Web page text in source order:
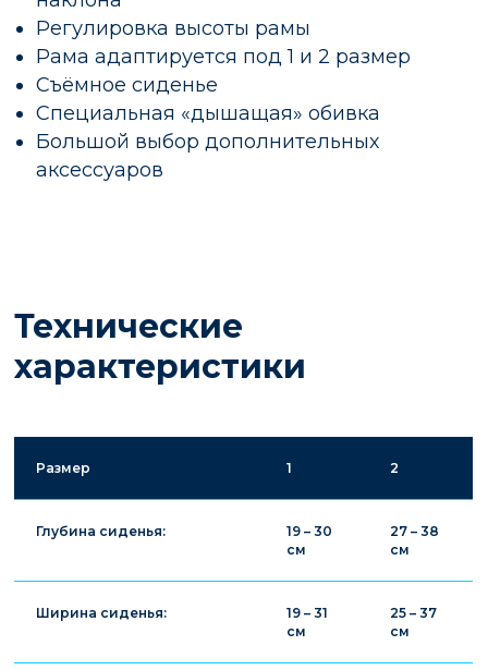
Регулировка высоты рамы
Рама адаптируется под 1 и 2 размер
Съёмное сиденье
Специальная «дышащая» обивка
Большой выбор дополнительных
аксессуаров
Технические
характеристики
Размер 1 2
Глубина сиденья:
19 – 30
см
27 – 38
см
Ширина сиденья:
19 – 31
см
25 – 37
см